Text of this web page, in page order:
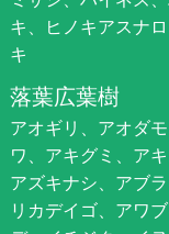
キ、ヒノキアスナ
キ
落葉広葉樹
アオギリ、アオダ
ワ、アキグミ、ア
アズキナシ、アブ
リカデイゴ、アワ